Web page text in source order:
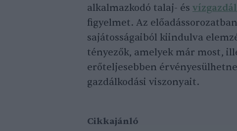
alkalmazkodó talaj- és
figyelmet. Az
sajátosságaiból kiindulva
tényezők, amelyek már most,
erőteljesebben
gazdálkodási viszonyait.
Cikkajánló